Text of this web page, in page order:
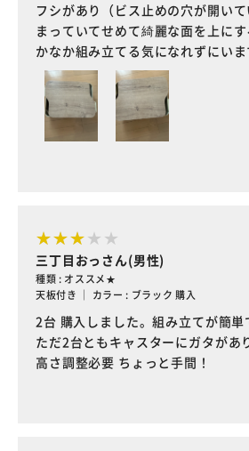
フシがあり（ビス止めの穴が開い
まっていてせめて綺麗な面を上に
かなか組み立てる気になれずにいま
三丁目おっさん(男性)
種類 : オススメ★
天板付き ｜ カラー : ブラック 購入
2台 購入しました。組み立てが簡
ただ2台ともキャスターにガタがあ
高さ調整必要 ちょっと手間！